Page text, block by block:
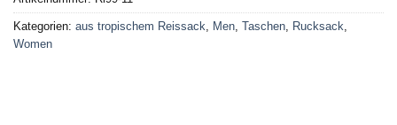
Kategorien: aus tropischem Reissack, Men, Taschen, Rucksack,
Women